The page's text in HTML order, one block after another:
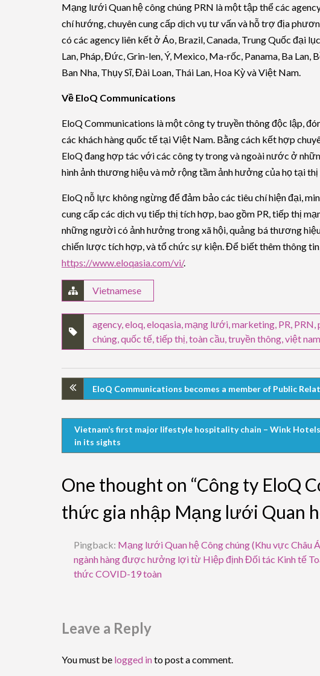
Mạng lưới Quan hệ công chúng PRN là một tập thể các
chí hướng, chuyên cung cấp dịch vụ tư vấn và hỗ trợ địa
có các agency liên kết ở Áo, Brazil, Canada, Trung Quốc đại
Lan, Pháp, Đức, Grin-len, Ý, Mexico, Ma-rốc, Panama, Ba Lan,
Ban Nha, Thụy Sĩ, Đài Loan, Thái Lan, Hoa Kỳ và Việt Nam.
Về EloQ Communications
EloQ Communications là một công ty truyền thông độc lập,
các khách hàng quốc tế tại Việt Nam. Bằng cách kết hợp
EloQ đang hợp tác với các công ty trong và ngoài nước ở
hình ảnh thương hiệu và mở rộng tầm ảnh hưởng của họ tại
EloQ nỗ lực không ngừng để đảm bảo các tiêu chí hiện đại,
cung cấp các dịch vụ tiếp thị tích hợp, bao gồm PR, tiếp thị
những người có ảnh hưởng trong xã hội, quảng bá thương
chiến lược tích hợp, và tổ chức sự kiện. Để biết thêm thông
https://www.eloqasia.com/vi/.
Vietnamese
agency, eloq eloqasia mạng lưới marketing PR PRN
chúng quốc tế tiếp thị toàn cầu truyền thông việt nam
EloQ Communications becomes a member of Public
Vietnam’s first major lifestyle hospitality chain – Wink
in its sights
One thought on “Công ty EloQ
thức gia nhập Mạng lưới Quan
Pingback: Mạng lưới Quan hệ Công chúng (Khu vực Châu
ngành hàng được hưởng lợi từ Hiệp định Đối tác Kinh tế
thức COVID-19 toàn
Leave a Reply
You must be logged into post a comment.